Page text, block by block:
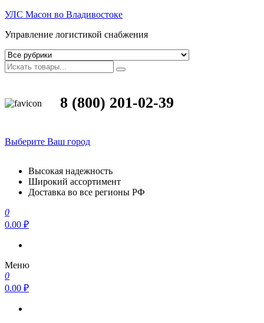
УЛС Масон во Владивостоке
Управление логистикой снабжения
8 (800) 201-02-39
Выберите Ваш город
Высокая надежность
Широкий ассортимент
Доставка во все регионы РФ
0
0.00 ₽
Меню
0
0.00 ₽